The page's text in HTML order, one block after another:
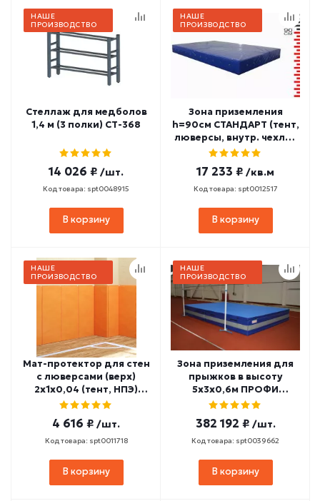
НАШЕ
ПРОИЗВОДСТВО
Стеллаж для медболов
1,4 м (3 полки) СТ-368
14 026 ₽ /шт.
Код товара: spt0048915
В корзину
НАШЕ
ПРОИЗВОДСТВО
Зона приземления
h=90см СТАНДАРТ (тент,
люверсы, внутр. чехлы)
ЗПС90
17 233 ₽ /кв.м
Код товара: spt0012517
В корзину
НАШЕ
ПРОИЗВОДСТВО
Мат-протектор для стен
с люверсами (верх)
2х1х0,04 (тент, НПЭ)
МП-4
4 616 ₽ /шт.
Код товара: spt0011718
В корзину
НАШЕ
ПРОИЗВОДСТВО
Зона приземления для
прыжков в высоту
5х3х0,6м ПРОФИ
(антишиповочный мат)
382 192 ₽ /шт.
Код товара: spt0039662
В корзину